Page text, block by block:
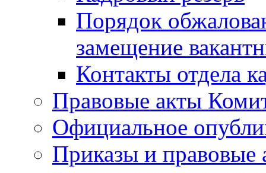
Порядок
замещение
Контакты отдела
Правовые акты
Официальное
Приказы и правовые